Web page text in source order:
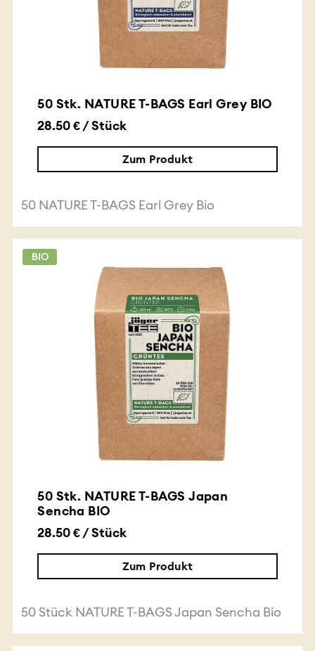
50 Stk. NATURE T-BAGS Earl Grey BIO
28.50 € / Stück
Zum Produkt
50 NATURE T-BAGS Earl Grey Bio
BIO
50 Stk. NATURE T-BAGS Japan
Sencha BIO
28.50 € / Stück
Zum Produkt
50 Stück NATURE T-BAGS Japan Sencha Bio